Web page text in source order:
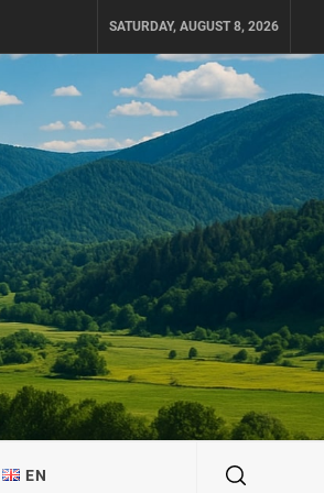
SATURDAY, AUGUST 8, 2026
EN